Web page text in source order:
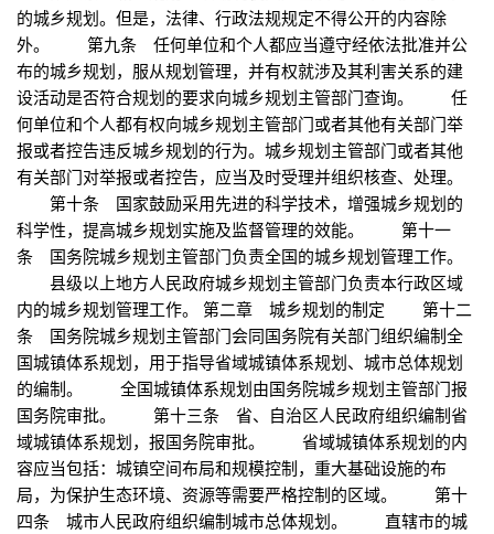
的城乡规划。但是，法律、行政法规规定不得公开的内容除
外。 第九条 任何单位和个人都应当遵守经依法批准并公
布的城乡规划，服从规划管理，并有权就涉及其利害关系的建
设活动是否符合规划的要求向城乡规划主管部门查询。 任
何单位和个人都有权向城乡规划主管部门或者其他有关部门举
报或者控告违反城乡规划的行为。城乡规划主管部门或者其他
有关部门对举报或者控告，应当及时受理并组织核查、处理。
第十条 国家鼓励采用先进的科学技术，增强城乡规划的
科学性，提高城乡规划实施及监督管理的效能。 第十一
条 国务院城乡规划主管部门负责全国的城乡规划管理工作。
县级以上地方人民政府城乡规划主管部门负责本行政区域
内的城乡规划管理工作。 第二章 城乡规划的制定 第十二
条 国务院城乡规划主管部门会同国务院有关部门组织编制全
国城镇体系规划，用于指导省域城镇体系规划、城市总体规划
的编制。 全国城镇体系规划由国务院城乡规划主管部门报
国务院审批。 第十三条 省、自治区人民政府组织编制省
域城镇体系规划，报国务院审批。 省域城镇体系规划的内
容应当包括：城镇空间布局和规模控制，重大基础设施的布
局，为保护生态环境、资源等需要严格控制的区域。 第十
四条 城市人民政府组织编制城市总体规划。 直辖市的城